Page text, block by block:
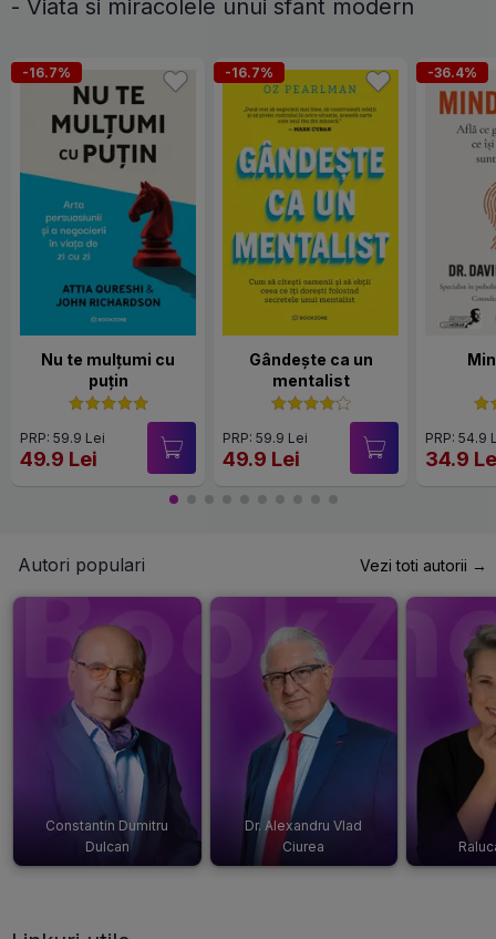
- Viata si miracolele unui sfant modern
-16.7%
Nu te mulțumi cu
puțin
PRP: 59.9 Lei
49.9 Lei
-16.7%
Gândește ca un
mentalist
PRP: 59.9 Lei
49.9 Lei
-36.4%
PRP: 54.9
34.9
Autori populari Vezi toti autorii →
Constantin Dumitru
Dulcan
Dr. Alexandru Vlad
Ciurea